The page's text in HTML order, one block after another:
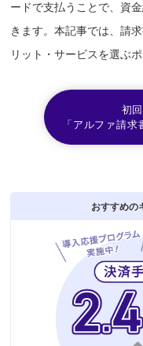
ードで支払うことで、資
きます。本記事では、請
リット・サービスを選ぶ
初
「アルファ請
おすすめの